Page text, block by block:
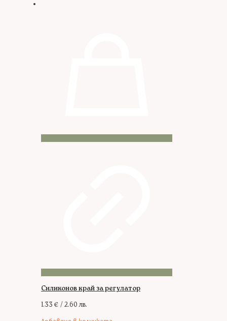
Силиконов край за регулатор
1.33 € / 2.60 лв.